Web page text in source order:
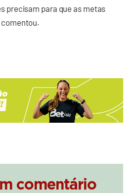
precisam para que as metas
comentou.
comentário